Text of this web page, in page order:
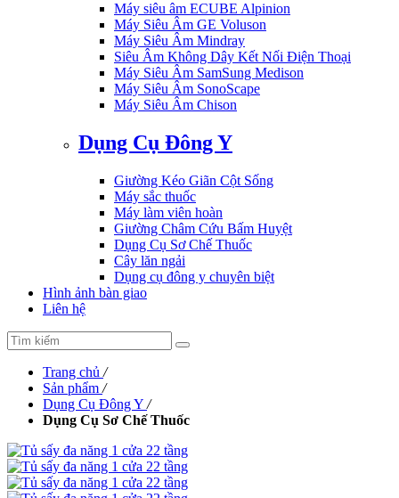
Máy siêu âm ECUBE Alpinion
Máy Siêu Âm GE Voluson
Máy Siêu Âm Mindray
Siêu Âm Không Dây Kết Nối Điện Thoại
Máy Siêu Âm SamSung Medison
Máy Siêu Âm SonoScape
Máy Siêu Âm Chison
Dụng Cụ Đông Y
Giường Kéo Giãn Cột Sống
Máy sắc thuốc
Máy làm viên hoàn
Giường Châm Cứu Bấm Huyệt
Dụng Cụ Sơ Chế Thuốc
Cây lăn ngải
Dụng cụ đông y chuyên biệt
Hình ảnh bàn giao
Liên hệ
Trang chủ /
Sản phẩm /
Dụng Cụ Đông Y /
Dụng Cụ Sơ Chế Thuốc